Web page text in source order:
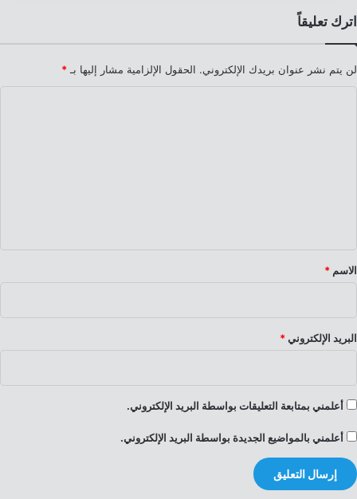
اترك تعليقاً
لن يتم نشر عنوان بريدك الإلكتروني. الحقول الإلزامية مشار إليها بـ *
*
الاسم *
البريد الإلكتروني *
أعلمني بمتابعة التعليقات بواسطة البريد الإلكتروني.
أعلمني بالمواضيع الجديدة بواسطة البريد الإلكتروني.